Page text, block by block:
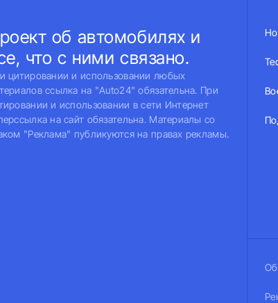
об автомобилях и
что с ними связано.
цитировании и использовании любых
ссылка на "Auto24" обязательна. При
и использовании в сети Интернет
на сайт обязательна. Материалы со
"Реклама" публикуются на правах рекламы.